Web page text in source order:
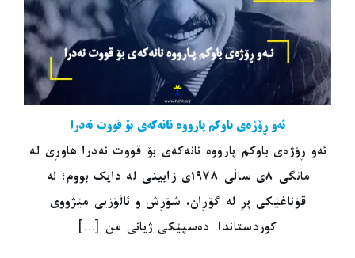
ئەو ڕۆژەی باوکم پارووە نانەکەی بۆ قووت نەدرا
ئەو ڕۆژەی باوکم پارووە نانەکەی بۆ قووت نەدرا هاوڕێ لە
مانگی ٨ی ساڵی ١٩٧٨ی زایینی لە دایک بووم؛ لە
قۆناغێکی پڕ لە گۆڕان، شۆڕش و ئاڵۆزیی مێژووی
کوردستاندا. دەسپێکی ژیانی من [...]